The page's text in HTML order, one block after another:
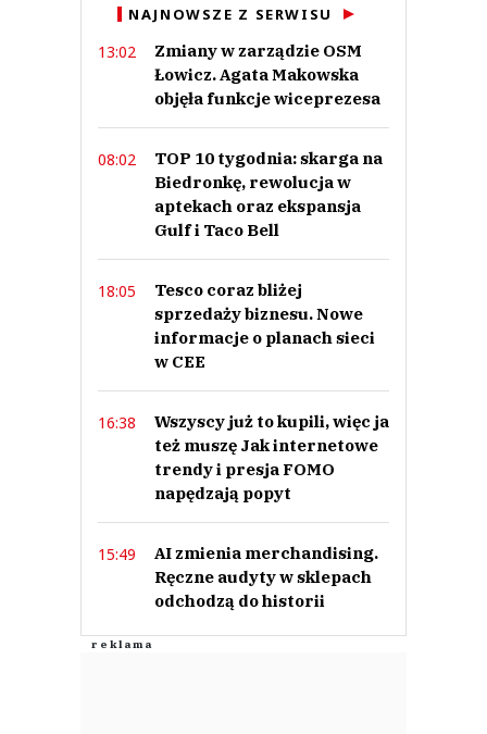
NAJNOWSZE Z SERWISU
13:02
Zmiany w zarządzie OSM
Łowicz. Agata Makowska
objęła funkcje wiceprezesa
08:02
TOP 10 tygodnia: skarga na
Biedronkę, rewolucja w
aptekach oraz ekspansja
Gulf i Taco Bell
18:05
Tesco coraz bliżej
sprzedaży biznesu. Nowe
informacje o planach sieci
w CEE
16:38
Wszyscy już to kupili, więc ja
też muszę Jak internetowe
trendy i presja FOMO
napędzają popyt
15:49
AI zmienia merchandising.
Ręczne audyty w sklepach
odchodzą do historii